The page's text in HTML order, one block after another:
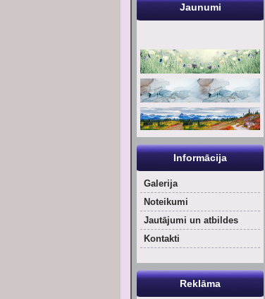
Jaunumi
Informācija
Galerija
Noteikumi
Jautājumi un atbildes
Kontakti
Reklāma